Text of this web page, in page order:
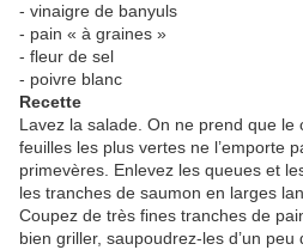
- vinaigre de banyuls
- pain « à graines »
- fleur de sel
- poivre blanc
Recette
Lavez la salade. On ne prend que
feuilles les plus vertes ne l’emporte
primevères. Enlevez les queues et
les tranches de saumon en larges
Coupez de très fines tranches de
bien griller, saupoudrez-les d’un